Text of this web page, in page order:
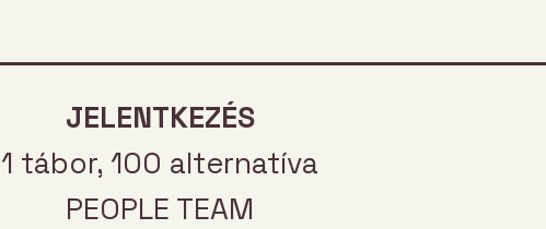
JELENTKEZÉS
1 tábor, 100 alternatíva
PEOPLE TEAM